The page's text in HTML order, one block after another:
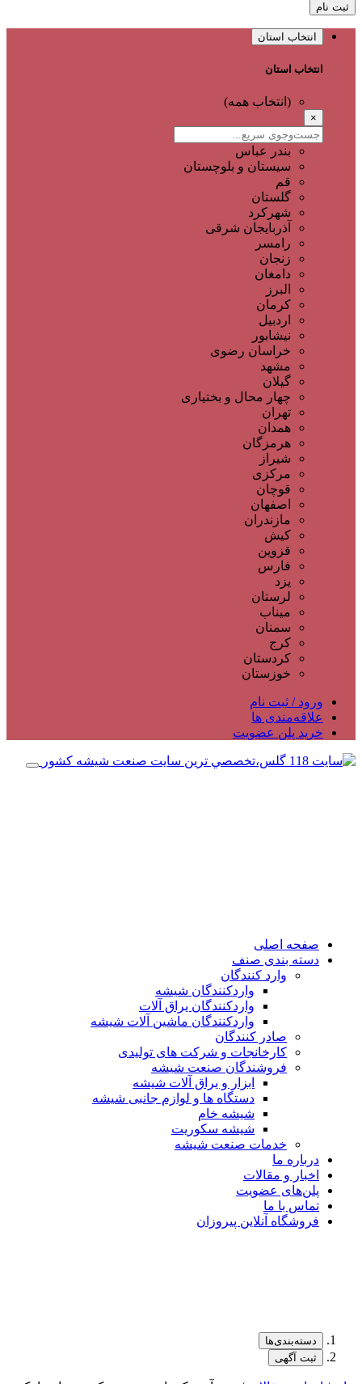
ثبت نام
انتخاب استان
انتخاب استان
(انتخاب همه)
×
بندر عباس
سیستان و بلوچستان
قم
گلستان
شهرکرد
آذربایجان شرقی
رامسر
زنجان
دامغان
البرز
کرمان
اردبیل
نیشابور
خراسان رضوی
مشهد
گیلان
چهار محال و بختیاری
تهران
همدان
هرمزگان
شیراز
مرکزی
قوچان
اصفهان
مازندران
کیش
قزوین
فارس
یزد
لرستان
میناب
سمنان
کرج
کردستان
خوزستان
ورود / ثبت نام
علاقه‌مندی ها
خرید پلن عضویت
صفحه اصلی
دسته بندی صنف
وارد کنندگان
واردکنندگان شیشه
واردکنندگان یراق آلات
واردکنندگان ماشین آلات شیشه
صادر کنندگان
کارخانجات و شرکت های تولیدی
فروشندگان صنعت شیشه
ابزار و یراق آلات شیشه
دستگاه ها و لوازم جانبی شیشه
شیشه خام
شیشه سکوریت
خدمات صنعت شیشه
درباره ما
اخبار و مقالات
پلن‌های عضویت
تماس با ما
فروشگاه آنلاین پیروزان
دسته‌بندی‌ها
ثبت آگهی